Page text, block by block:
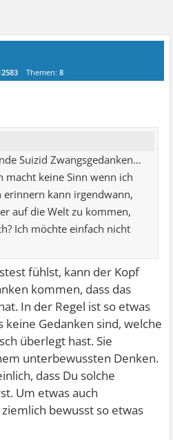
Themen:8
Suizid Zwangsgedanken…
macht keine Sinn wenn ich
kann irgendwann,
auf die Welt zu kommen,
Ich möchte einfach nicht
fühlst, kann der Kopf
kommen, dass das
In der Regel ist so etwas
keine Gedanken sind, welche
überlegt hast. Sie
unterbewussten Denken.
dass Du solche
Um etwas auch
bewusst so etwas